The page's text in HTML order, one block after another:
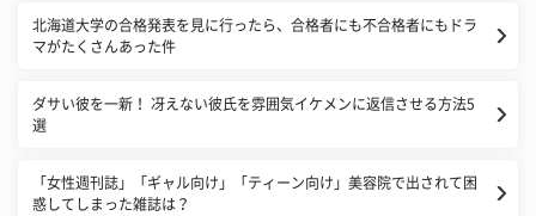
北海道大学の合格発表を見に行ったら、合格者にも不合格者にもドラ
マがたくさんあった件
ダサい彼を一新！ 冴えない彼氏を雰囲気イケメンに返信させる方法5
選
​「女性週刊誌」「ギャル向け」「ティーン向け」美容院で出されて困
惑してしまった雑誌は？